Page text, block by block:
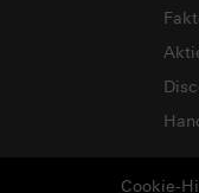
Cookie-